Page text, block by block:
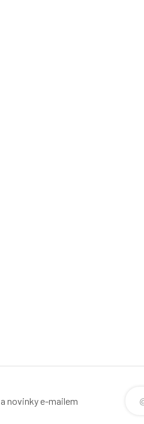
novinky e-mailem